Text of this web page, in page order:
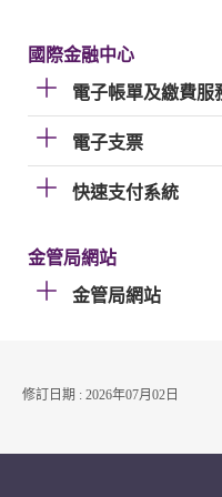
國際金融中心
電子帳單及繳費服
電子支票
快速支付系統
金管局網站
金管局網站
修訂日期 : 2026年07月02日